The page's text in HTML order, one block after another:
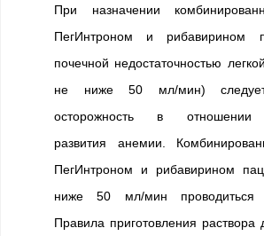
При назначении
ПегИнтроном и рибавирином
почечной недостаточностью
не ниже 50 мл/мин) следует
осторожность в отношении
развития анемии.
ПегИнтроном и рибавирином
ниже 50 мл/мин проводиться
Правила приготовления раствора